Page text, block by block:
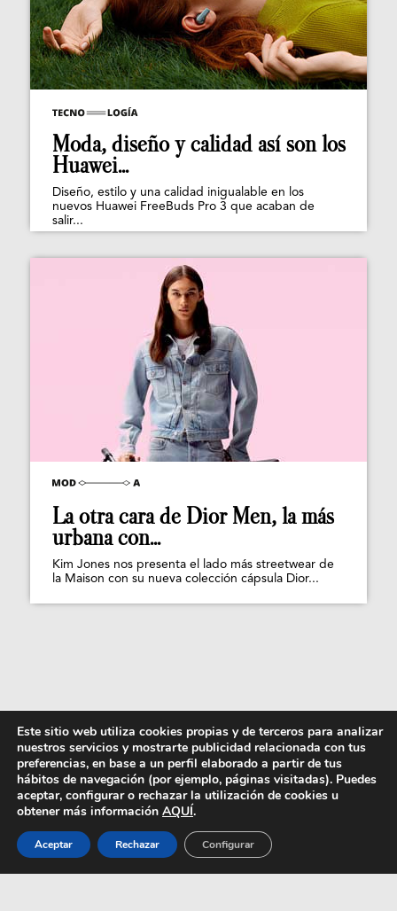
Moda, diseño y calidad así son los
Huawei...
Diseño, estilo y una calidad inigualable en los
nuevos Huawei FreeBuds Pro 3 que acaban de
salir...
La otra cara de Dior Men, la más
urbana con...
Kim Jones nos presenta el lado más streetwear de
la Maison con su nueva colección cápsula Dior...
Este sitio web utiliza cookies propias y de terceros para analizar
nuestros servicios y mostrarte publicidad relacionada con tus
preferencias, en base a un perfil elaborado a partir de tus
hábitos de navegación (por ejemplo, páginas visitadas). Puedes
aceptar, configurar o rechazar la utilización de cookies u
obtener más información AQUÍ.
Aceptar Rechazar Configurar